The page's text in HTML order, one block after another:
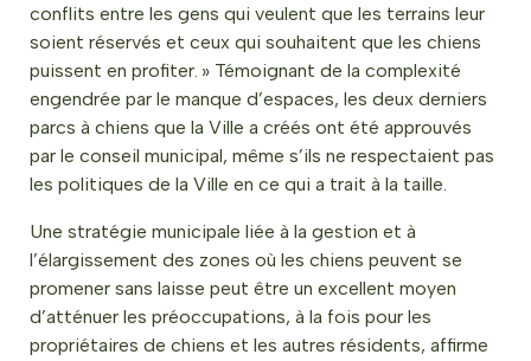
conflits entre les gens qui veulent que les terrains leur
soient réservés et ceux qui souhaitent que les chiens
puissent en profiter. » Témoignant de la complexité
engendrée par le manque d’espaces, les deux derniers
parcs à chiens que la Ville a créés ont été approuvés
par le conseil municipal, même s’ils ne respectaient pas
les politiques de la Ville en ce qui a trait à la taille.
Une stratégie municipale liée à la gestion et à
l’élargissement des zones où les chiens peuvent se
promener sans laisse peut être un excellent moyen
d’atténuer les préoccupations, à la fois pour les
propriétaires de chiens et les autres résidents, affirme